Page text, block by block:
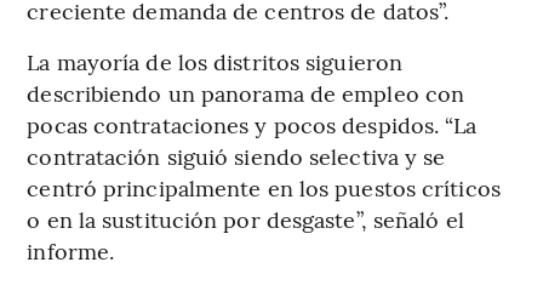
creciente demanda de centros de datos”.
La mayoría de los distritos siguieron
describiendo un panorama de empleo con
pocas contrataciones y pocos despidos. “La
contratación siguió siendo selectiva y se
centró principalmente en los puestos críticos
o en la sustitución por desgaste”, señaló el
informe.